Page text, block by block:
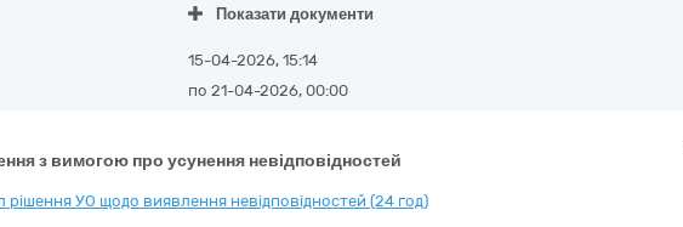
Показати документи
15-04-2026, 15:14
по 21-04-2026, 00:00
з вимогою про усунення невідповідностей
рішення УО щодо виявлення невідповідностей (24 год)